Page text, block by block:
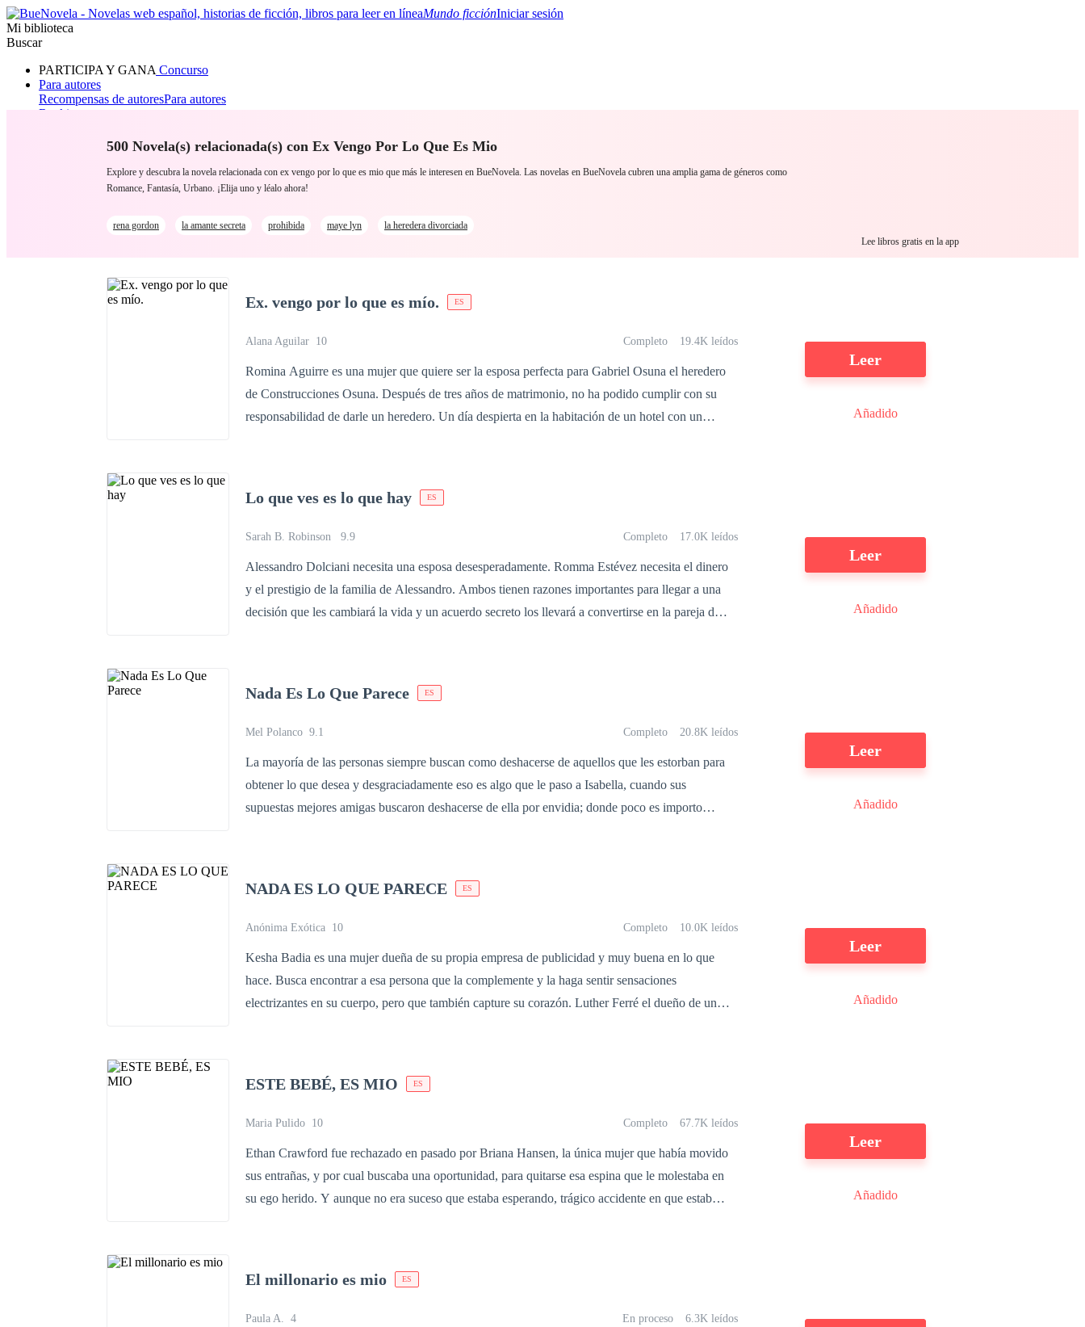
Mundo ficciónIniciar sesión
Mi biblioteca
Buscar
PARTICIPA Y GANA Concurso
Para autores
Recompensas de autoresPara autores
Ranking
RomanceHombre loboMafiaSistemaFantasíaUrbanoLGBTQ+YA/TEENParanormalMisterio/ThrillerOrientalJuegosHistoriaMM RomanceSci-Fi
500 Novela(s) relacionada(s) con Ex Vengo Por Lo Que Es Mio
Explore y descubra la novela relacionada con ex vengo por lo que es mio que más le interesen en BueNovela. Las novelas en BueNovela cubren una amplia gama de géneros como
Romance, Fantasía, Urbano. ¡Elija uno y léalo ahora!
rena gordon la amante secreta prohibida maye lyn
la heredera divorciada
Lee libros gratis en la app
Ex. vengo por lo que es mío. ES
Alana Aguilar 10 Completo 19.4K leídos
Romina Aguirre es una mujer que quiere ser la esposa perfecta para Gabriel Osuna el heredero
de Construcciones Osuna. Después de tres años de matrimonio, no ha podido cumplir con su
responsabilidad de darle un heredero. Un día despierta en la habitación de un hotel con un
muerto. Hasta que un hombre desconocido e interesante se presenta frente a ella en medio de
su duelo para decirte que su hija está viva y él está dispuesto a hacer todo lo posible para que
por su propia mano. ¿Podrá recuperar a su hija? ¿Encontrará lugar el amor entre tanto dolor y
deseo de venganza?
Leer
Añadido
Lo que ves es lo que hay ES
Sarah B. Robinson 9.9 Completo 17.0K leídos
Alessandro Dolciani necesita una esposa desesperadamente. Romma Estévez necesita el dinero
y el prestigio de la familia de Alessandro. Ambos tienen razones importantes para llegar a una
decisión que les cambiará la vida y un acuerdo secreto los llevará a convertirse en la pareja del
humor e ironía. En Lo que Ves es lo que Hay encontrarán emoción, sarcasmo, intriga y
especialmente una historia de amor llena de altibajos emocionales que el lector amará y
Leer
Añadido
Nada Es Lo Que Parece ES
Mel Polanco 9.1 Completo 20.8K leídos
La mayoría de las personas siempre buscan como deshacerse de aquellos que les estorban para
obtener lo que desea y desgraciadamente eso es algo que le paso a Isabella, cuando sus
supuestas mejores amigas buscaron deshacerse de ella por envidia; donde poco es importo
falsa porque él fue uno de sus verdugos, pero aceptara su ayuda y buscara vengarse de todos al
mismo tiempo que buscara proteger a su pequeño hijo.
Leer
Añadido
NADA ES LO QUE PARECE ES
Anónima Exótica 10 Completo 10.0K leídos
Kesha Badia es una mujer dueña de su propia empresa de publicidad y muy buena en lo que
hace. Busca encontrar a esa persona que la complemente y la haga sentir sensaciones
electrizantes en su cuerpo, pero que también capture su corazón. Luther Ferré el dueño de una
parece. Al final el pasado termina destruyendo todo.
Leer
Añadido
ESTE BEBÉ, ES MIO ES
Maria Pulido 10 Completo 67.7K leídos
Ethan Crawford fue rechazado en pasado por Briana Hansen, la única mujer que había movido
sus entrañas, y por cual buscaba una oportunidad, para quitarse esa espina que le molestaba en
su ego herido. Y aunque no era suceso que estaba esperando, trágico accidente en que estaban
o unirlos para siempre…
Leer
Añadido
El millonario es mio ES
Paula A. 4 En proceso 6.3K leídos